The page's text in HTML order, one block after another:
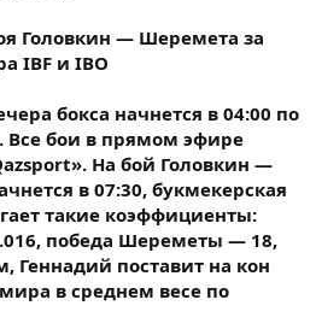
Головкин — Шеремета за
IBF и IBO
бокса начнется в 04:00 по
Все бои в прямом эфире
На бой Головкин —
в 07:30, букмекерская
такие коэффициенты:
победа Шереметы — 18,
поставит на кон
в среднем весе по